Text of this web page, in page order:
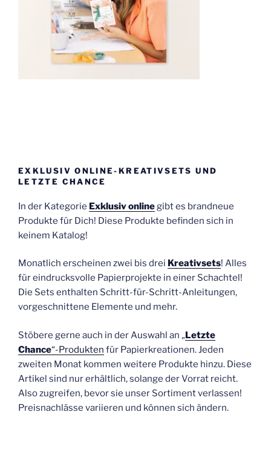
EXKLUSIV ONLINE-KREATIVSETS UND
LETZTE CHANCE
In der Kategorie Exklusiv onlinegibt es brandneue
Produkte für Dich! Diese Produkte befinden sich in
keinem Katalog!
Monatlich erscheinen zwei bis drei Kreativsets! Alles
für eindrucksvolle Papierprojekte in einer Schachtel!
Die Sets enthalten Schritt-für-Schritt-Anleitungen,
vorgeschnittene Elemente und mehr.
Stöbere gerne auch in der Auswahl an „Letzte
Chance“-Produkten für Papierkreationen. Jeden
zweiten Monat kommen weitere Produkte hinzu. Diese
Artikel sind nur erhältlich, solange der Vorrat reicht.
Also zugreifen, bevor sie unser Sortiment verlassen!
Preisnachlässe variieren und können sich ändern.